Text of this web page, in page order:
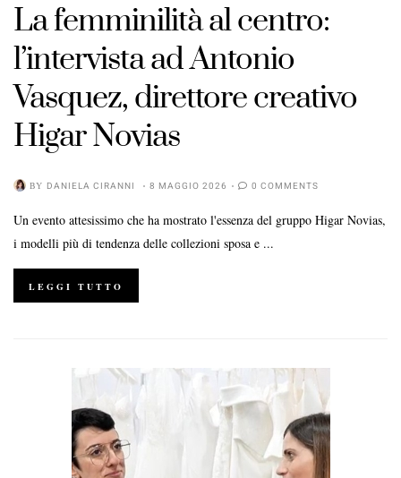
La femminilità al centro:
l’intervista ad Antonio
Vasquez, direttore creativo
Higar Novias
BY DANIELA CIRANNI 8 MAGGIO 2026 0 COMMENTS
Un evento attesissimo che ha mostrato l'essenza del gruppo Higar Novias,
i modelli più di tendenza delle collezioni sposa e ...
LEGGI TUTTO